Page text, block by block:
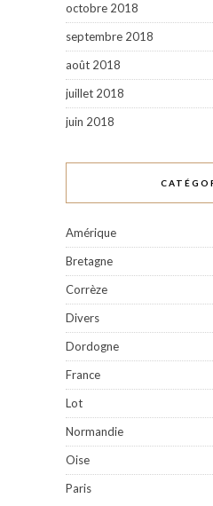
octobre 2018
septembre 2018
août 2018
juillet 2018
juin 2018
Amérique
Bretagne
Corrèze
Divers
Dordogne
France
Lot
Normandie
Oise
Paris